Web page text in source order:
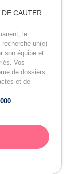
CAUTER
le
un(e)
son équipe et
Vos
de dossiers
et de